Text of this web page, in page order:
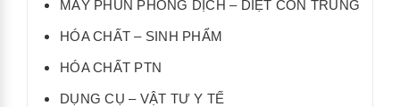
MÁY PHUN PHÒNG DỊCH – DIỆT CÔN TRÙNG
HÓA CHẤT – SINH PHẨM
HÓA CHẤT PTN
DỤNG CỤ – VẬT TƯ Y TẾ